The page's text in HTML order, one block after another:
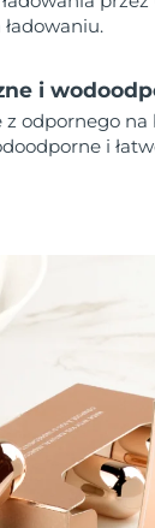
i
z odpornego na
i